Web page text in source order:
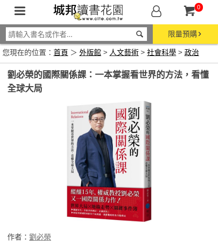
0
限量預購
您現在的位置： 首頁 ＞ 外版館 > 人文藝術 > 社會科學 > 政治
劉必榮的國際關係課：一本掌握看世界的方法，看懂
全球大局
作者： 劉必榮